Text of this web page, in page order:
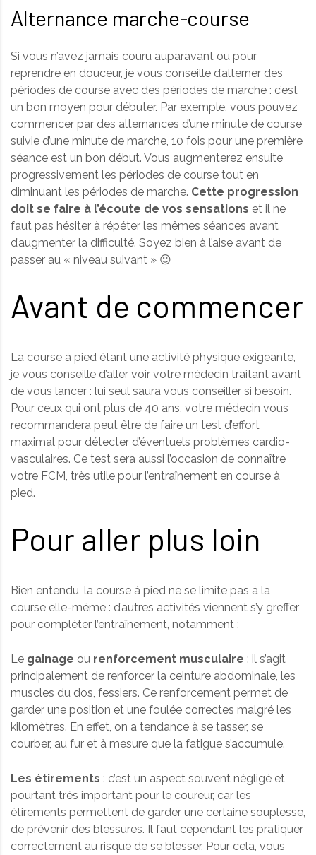
Alternance marche-course
Si vous n’avez jamais couru auparavant ou pour
reprendre en douceur, je vous conseille d’alterner des
périodes de course avec des périodes de marche : c’est
un bon moyen pour débuter. Par exemple, vous pouvez
commencer par des alternances d’une minute de course
suivie d’une minute de marche, 10 fois pour une première
séance est un bon début. Vous augmenterez ensuite
progressivement les périodes de course tout en
diminuant les périodes de marche. Cette progression
doit se faire à l’écoute de vos sensations et il ne
faut pas hésiter à répéter les mêmes séances avant
d’augmenter la difficulté. Soyez bien à l’aise avant de
passer au « niveau suivant » 😉
Avant de commencer
La course à pied étant une activité physique exigeante,
je vous conseille d’aller voir votre médecin traitant avant
de vous lancer : lui seul saura vous conseiller si besoin.
Pour ceux qui ont plus de 40 ans, votre médecin vous
recommandera peut être de faire un test d’effort
maximal pour détecter d’éventuels problèmes cardio-
vasculaires. Ce test sera aussi l’occasion de connaître
votre FCM, très utile pour l’entraînement en course à
pied.
Pour aller plus loin
Bien entendu, la course à pied ne se limite pas à la
course elle-même : d’autres activités viennent s’y greffer
pour compléter l’entraînement, notamment :
Le gainage ou renforcement musculaire : il s’agit
principalement de renforcer la ceinture abdominale, les
muscles du dos, fessiers. Ce renforcement permet de
garder une position et une foulée correctes malgré les
kilomètres. En effet, on a tendance à se tasser, se
courber, au fur et à mesure que la fatigue s’accumule.
Les étirements : c’est un aspect souvent négligé et
pourtant très important pour le coureur, car les
étirements permettent de garder une certaine souplesse,
de prévenir des blessures. Il faut cependant les pratiquer
correctement au risque de se blesser. Pour cela, vous